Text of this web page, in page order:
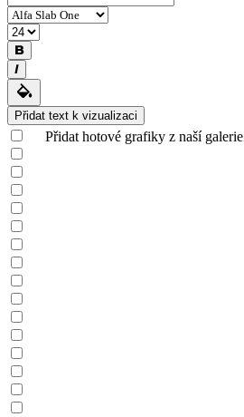
Přidat text k vizualizaci
Přidat hotové grafiky z naší galerie